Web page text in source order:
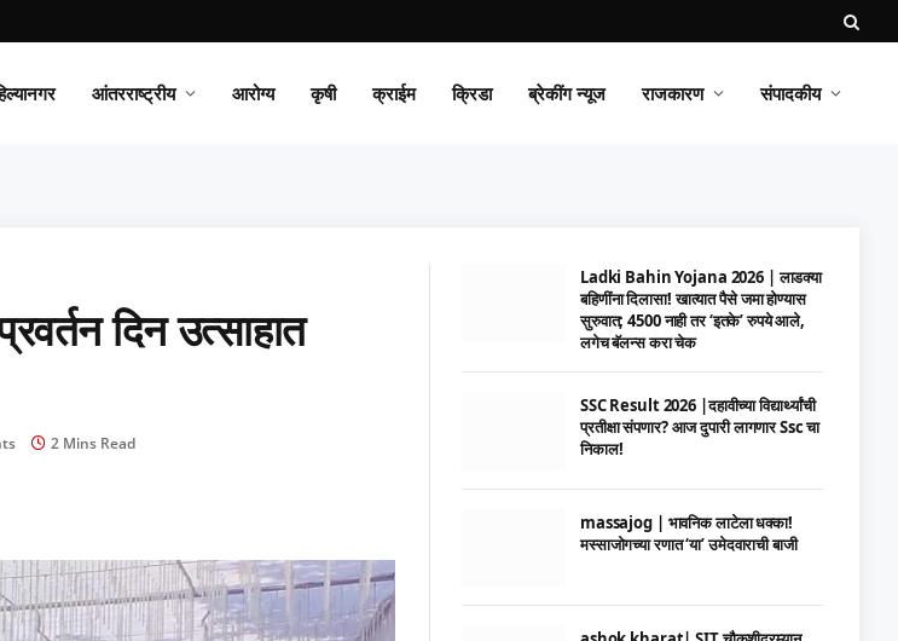
आंतरराष्ट्रीय आरोग्य कृषी क्राईम क्रिडा ब्रेकींग न्यूज राजकारण संपादकीय
दिन उत्साहात
2 Mins Read
Ladki Bahin Yojana 2026 | लाडक्या
बहिणींना दिलासा! खात्यात पैसे जमा होण्यास
सुरुवात; 4500 नाही तर ‘इतके’ रुपये आले,
लगेच बॅलन्स करा चेक
SSC Result 2026 |दहावीच्या विद्यार्थ्यांची
प्रतीक्षा संपणार? आज दुपारी लागणार Ssc चा
निकाल!
massajog | भावनिक लाटेला धक्का!
मस्साजोगच्या रणात ‘या’ उमेदवाराची बाजी